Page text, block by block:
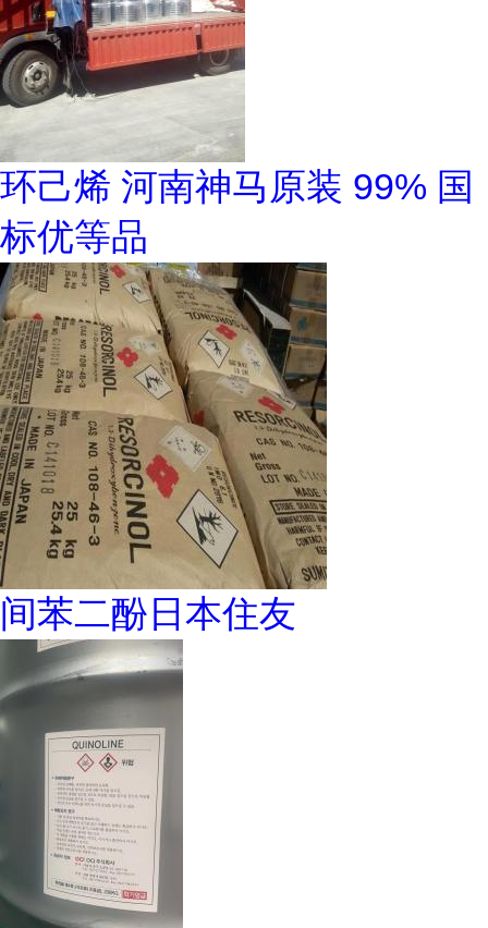
环己烯 河南神马原装 99% 国
标优等品
间苯二酚日本住友